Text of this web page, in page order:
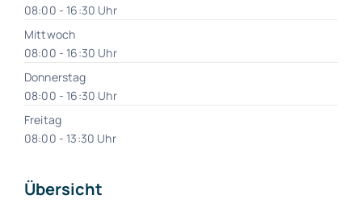
08:00 - 16:30 Uhr
Mittwoch
08:00 - 16:30 Uhr
Donnerstag
08:00 - 16:30 Uhr
Freitag
08:00 - 13:30 Uhr
Übersicht